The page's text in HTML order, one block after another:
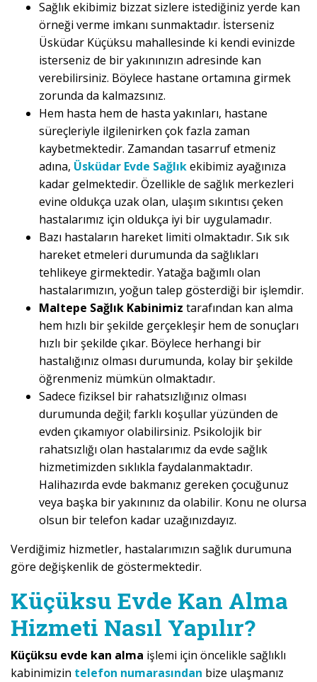
Sağlık ekibimiz bizzat sizlere istediğiniz yerde kan
örneği verme imkanı sunmaktadır. İsterseniz
Üsküdar Küçüksu mahallesinde ki kendi evinizde
isterseniz de bir yakınınızın adresinde kan
verebilirsiniz. Böylece hastane ortamına girmek
zorunda da kalmazsınız.
Hem hasta hem de hasta yakınları, hastane
süreçleriyle ilgilenirken çok fazla zaman
kaybetmektedir. Zamandan tasarruf etmeniz
adına, Üsküdar Evde Sağlıkekibimiz ayağınıza
kadar gelmektedir. Özellikle de sağlık merkezleri
evine oldukça uzak olan, ulaşım sıkıntısı çeken
hastalarımız için oldukça iyi bir uygulamadır.
Bazı hastaların hareket limiti olmaktadır. Sık sık
hareket etmeleri durumunda da sağlıkları
tehlikeye girmektedir. Yatağa bağımlı olan
hastalarımızın, yoğun talep gösterdiği bir işlemdir.
Maltepe Sağlık Kabinimiz tarafından kan alma
hem hızlı bir şekilde gerçekleşir hem de sonuçları
hızlı bir şekilde çıkar. Böylece herhangi bir
hastalığınız olması durumunda, kolay bir şekilde
öğrenmeniz mümkün olmaktadır.
Sadece fiziksel bir rahatsızlığınız olması
durumunda değil; farklı koşullar yüzünden de
evden çıkamıyor olabilirsiniz. Psikolojik bir
rahatsızlığı olan hastalarımız da evde sağlık
hizmetimizden sıklıkla faydalanmaktadır.
Halihazırda evde bakmanız gereken çocuğunuz
veya başka bir yakınınız da olabilir. Konu ne olursa
olsun bir telefon kadar uzağınızdayız.
Verdiğimiz hizmetler, hastalarımızın sağlık durumuna
göre değişkenlik de göstermektedir.
Küçüksu Evde Kan Alma
Hizmeti Nasıl Yapılır?
Küçüksu evde kan alma işlemi için öncelikle sağlıklı
kabinimizin telefon numarasından bize ulaşmanız